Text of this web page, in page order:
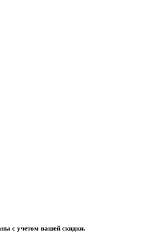
с учетом вашей скидки.